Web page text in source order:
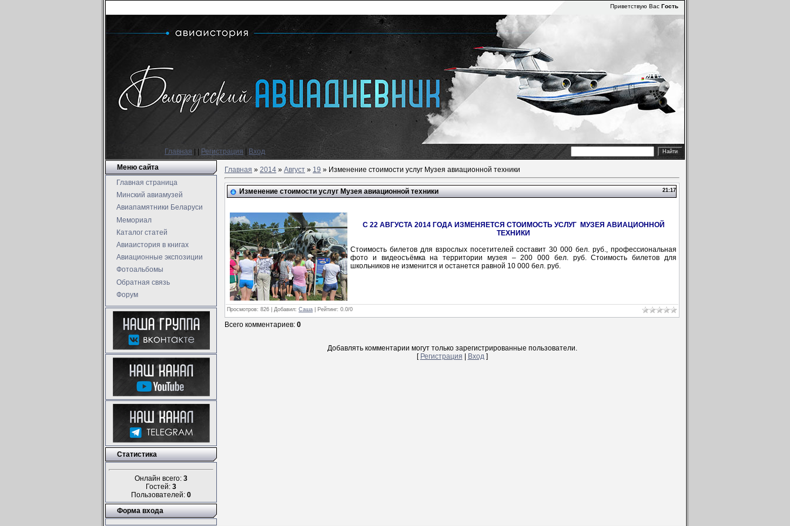
Приветствую Вас Гость
Главная Регистрация
Вход
Меню сайта
Главная страница
Минский авиамузей
Авиапамятники Беларуси
Мемориал
Каталог статей
Авиаистория в книгах
Авиационные экспозиции
Фотоальбомы
Обратная связь
Форум
Статистика
Онлайн всего: 3
Гостей: 3
Пользователей: 0
Форма входа
Главная»2014 » Август » 19» Изменение стоимости услуг Музея авиационной техники
21:17
Изменение стоимости услуг Музея авиационной техники
С 22 АВГУСТА 2014 ГОДА ИЗМЕНЯЕТСЯ СТОИМОСТЬ УСЛУГ МУЗЕЯ АВИАЦИОННОЙ
ТЕХНИКИ
Стоимость билетов для взрослых посетителей составит 30 000 бел. руб., профессиональная
фото и видеосъёмка на территории музея – 200 000 бел. руб. Стоимость билетов для
школьников не изменится и останется равной 10 000 бел. руб.
Просмотров: 826 | Добавил: Саша Рейтинг: 0.0/0
Всего комментариев:0
Добавлять комментарии могут только зарегистрированные пользователи.
[Регистрация|Вход]